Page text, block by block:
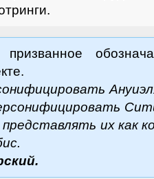
их как